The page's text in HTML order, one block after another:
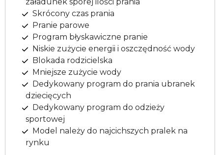
Skrócony czas prania
Pranie parowe
Program błyskawiczne pranie
Niskie zużycie energii i oszczędność wody
Blokada rodzicielska
Mniejsze zużycie wody
Dedykowany program do prania ubranek
dziecięcych
Dedykowany program do odzieży
sportowej
Model należy do najcichszych pralek na
rynku